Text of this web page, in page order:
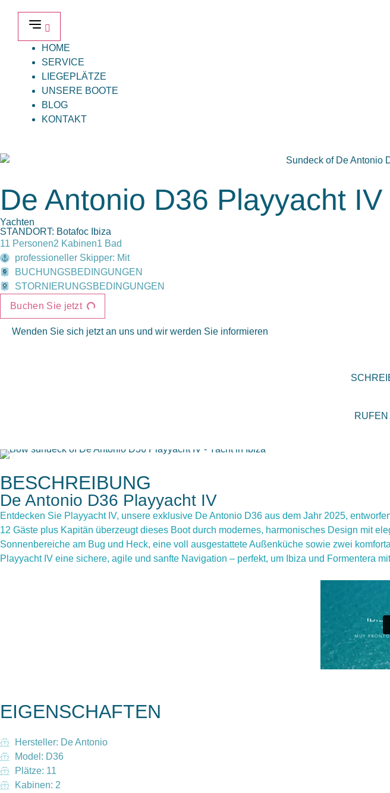
HOME
SERVICE
LIEGEPLÄTZE
UNSERE BOOTE
BLOG
KONTAKT
De Antonio D36 Playyacht IV
Yachten
STANDORT: Botafoc Ibiza
11 Personen2 Kabinen1 Bad
professioneller Skipper: Mit
BUCHUNGSBEDINGUNGEN
STORNIERUNGSBEDINGUNGEN
Buchen Sie jetzt
Wenden Sie sich jetzt an uns und wir werden Sie informieren
RUFEN
BESCHREIBUNG
De Antonio D36 Playyacht IV
Entdecken Sie Playyacht IV, unsere exklusive De Antonio D36 aus dem Jahr 2025,
12 Gäste plus Kapitän überzeugt dieses Boot durch modernes, harmonisches Design mit
Sonnenbereiche am Bug und Heck, eine voll ausgestattete Außenküche sowie zwei
Playyacht IV eine sichere, agile und sanfte Navigation – perfekt, um Ibiza und Formentera
EIGENSCHAFTEN
Hersteller: De Antonio
Model: D36
Plätze: 11
Kabinen: 2